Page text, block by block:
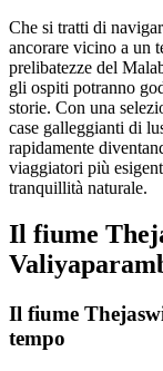
Che si tratti di
ancorare vicino a un
prelibatezze del
gli ospiti potranno
storie. Con una
case galleggianti di
rapidamente
viaggiatori più
tranquillità naturale.
Il fiume
Il fiume
tempo